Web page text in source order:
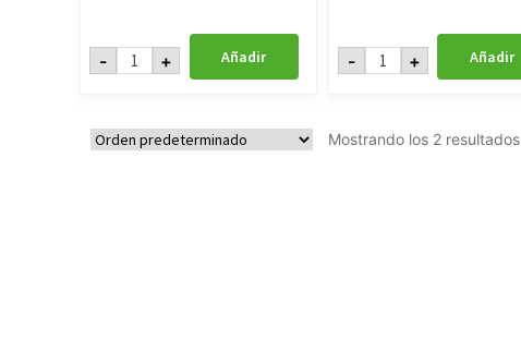
- Queso
Cabeza
($7.050
x
+ Añadir - Queso
Cabeza
($6.890
x
+ Añadir
Mostrando los 2 resultados